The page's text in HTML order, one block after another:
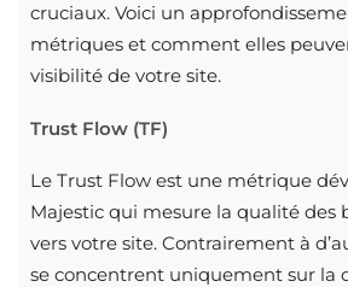
cruciaux. Voici un
métriques et comment elles
visibilité de votre site.
Trust Flow (TF)
Le Trust Flow est une métrique
Majestic qui mesure la qualité des
vers votre site. Contrairement à
se concentrent uniquement sur la